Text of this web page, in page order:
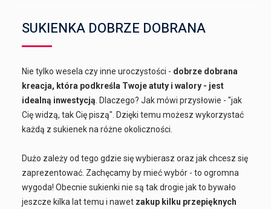
SUKIENKA DOBRZE DOBRANA
Nie tylko wesela czy inne uroczystości - dobrze dobrana
kreacja, która podkreśla Twoje atuty i walory - jest
idealną inwestycją . Dlaczego? Jak mówi przysłowie - "jak
Cię widzą, tak Cię piszą". Dzięki temu możesz wykorzystać
każdą z sukienek na różne okoliczności.
Dużo zależy od tego gdzie się wybierasz oraz jak chcesz się
zaprezentować. Zachęcamy by mieć wybór - to ogromna
wygoda! Obecnie sukienki nie są tak drogie jak to bywało
jeszcze kilka lat temu i nawet zakup kilku przepięknych